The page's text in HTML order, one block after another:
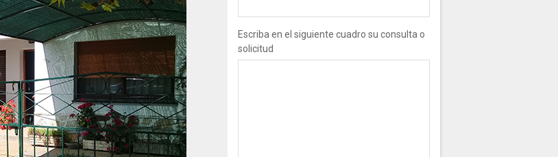
Escriba en el siguiente cuadro su consulta o
solicitud